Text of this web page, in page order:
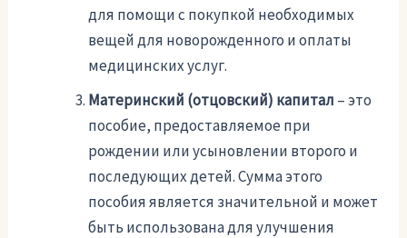
для помощи с покупкой необходимых
вещей для новорожденного и оплаты
медицинских услуг.
Материнский (отцовский) капитал – это
пособие, предоставляемое при
рождении или усыновлении второго и
последующих детей. Сумма этого
пособия является значительной и может
быть использована для улучшения